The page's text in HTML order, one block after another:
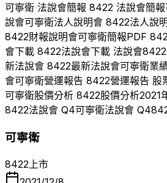
可寧衛 法說會簡報 8422 法說會簡報
說會可寧衛法人說明會 8422法人說
8422財報說明會可寧衛簡報PDF
會下載 8422法說會下載 法說會8422
新法說會 8422最新法說會可寧衛業
會可寧衛營運報告 8422營運報告 股
可寧衛股價分析 8422股價分析2021
8422法說會 Q4可寧衛法說會 Q4
可寧衛
8422 上市